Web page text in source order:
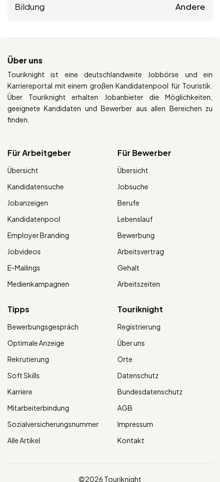
Bildung Andere
Über uns
Touriknight ist eine deutschlandweite Jobbörse und ein
Karriereportal mit einem großen Kandidatenpool für Touristik.
Über Touriknight erhalten Jobanbieter die Möglichkeiten,
geeignete Kandidaten und Bewerber aus allen Bereichen zu
finden.
Für Arbeitgeber
Übersicht
Kandidatensuche
Jobanzeigen
Kandidatenpool
Employer Branding
Jobvideos
E-Mailings
Medienkampagnen
Für Bewerber
Übersicht
Jobsuche
Berufe
Lebenslauf
Bewerbung
Arbeitsvertrag
Gehalt
Arbeitszeiten
Tipps
Bewerbungsgespräch
Optimale Anzeige
Rekrutierung
Soft Skills
Karriere
Mitarbeiterbindung
Sozialversicherungsnummer
Alle Artikel
Touriknight
Registrierung
Über uns
Orte
Datenschutz
Bundesdatenschutz
AGB
Impressum
Kontakt
©2026 Touriknight